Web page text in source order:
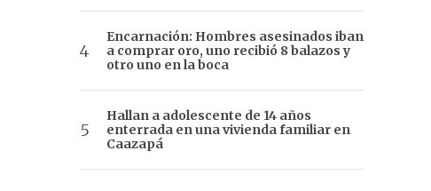
Encarnación: Hombres asesinados iban
a comprar oro, uno recibió 8 balazos y
otro uno en la boca
Hallan a adolescente de 14 años
enterrada en una vivienda familiar en
Caazapá